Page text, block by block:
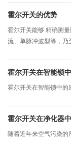
霍尔开关的优势
霍尔开关能够 精确测
流、单脉冲波型等，乃
霍尔开关在智能锁
霍尔开关在智能锁中的
霍尔开关在净化器
随着近年来空气污染